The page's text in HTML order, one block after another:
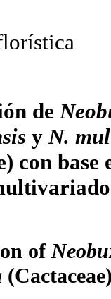
de
yN.
con base
of